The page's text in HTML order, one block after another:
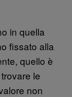
in quella
fissato alla
quello è
le
non